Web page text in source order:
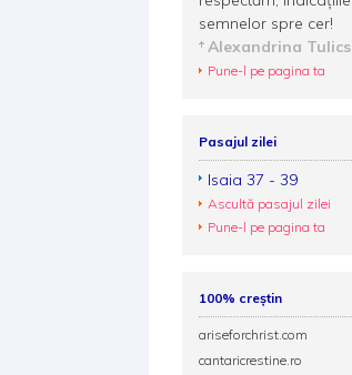
semnelor spre cer!
Alexandrina Tulics
Pune-l pe pagina ta
Pasajul zilei
Isaia 37 - 39
Ascultă pasajul zilei
Pune-l pe pagina ta
100% creștin
ariseforchrist.com
cantaricrestine.ro